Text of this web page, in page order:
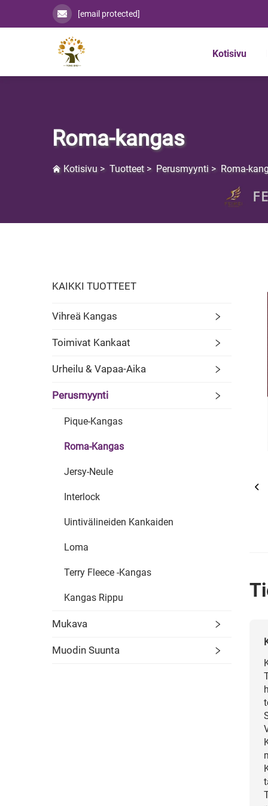
[email protected]
Kotisivu
Roma-kangas
Kotisivu > Tuotteet > Perusmyynti > Roma-
KAIKKI TUOTTEET
Vihreä Kangas
Toimivat Kankaat
Urheilu & Vapaa-Aika
Perusmyynti
Pique-Kangas
Roma-Kangas
Jersy-Neule
Interlock
Uintivälineiden Kankaiden
Loma
Terry Fleece -kangas
Kangas Rippu
Mukava
Muodin Suunta